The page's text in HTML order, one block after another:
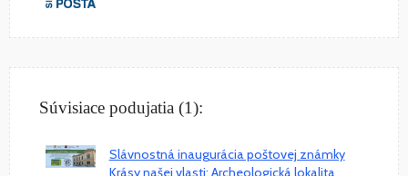
Súvisiace podujatia (1):
Slávnostná inaugurácia poštovej známky
Krásy našej vlasti: Archeologická lokalita